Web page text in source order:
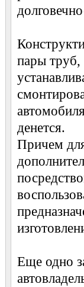
пары труб,
денется.
Причем для
Еще одно